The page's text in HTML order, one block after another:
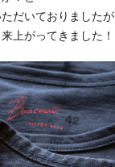
だいておりましたが
上がってきました！